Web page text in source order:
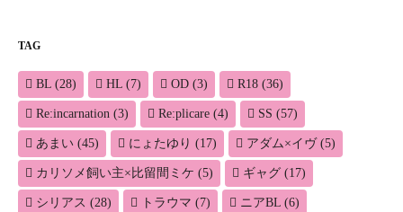
ー
シ
ョ
ン
TAG
BL (28) HL (7) OD (3) R18 (36)
Re:incarnation (3) Re:plicare (4) SS (57)
あまい (45) にょたゆり (17) アダム×イヴ(5)
カリソメ飼い主×比留間ミケ (5) ギャグ (17)
シリアス (28) トラウマ (7) ニアBL (6)